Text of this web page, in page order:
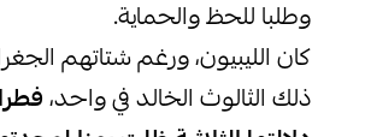
وطلبا للحظ والحماية.
كان الليبيون، ورغم شتاتهم
ذلك الثالوث الخالد في واحد،